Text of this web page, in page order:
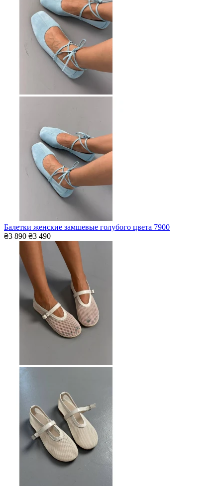
Балетки женские замшевые голубого цвета 7900
₴3 890 ₴3 490